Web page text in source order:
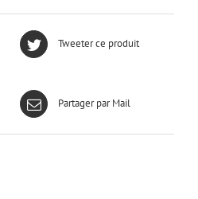
Tweeter ce produit
Partager par Mail